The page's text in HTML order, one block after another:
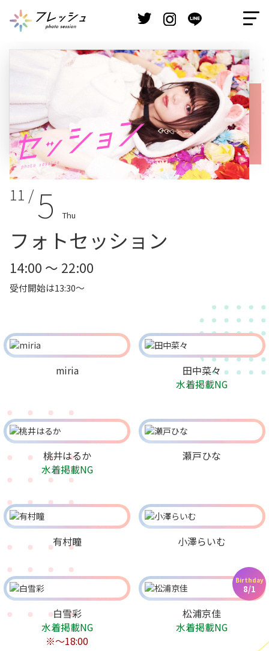
11 /5 Thu
フォトセッション
14:00 ～ 22:00
受付開始は13:30～
miria
田中菜々
水着掲載NG
桃井はるか
水着掲載NG
瀬戸ひな
Birthday
8/1
有村瞳 小澤らいむ
白雪彩
水着掲載NG
※～18:00
松浦京佳
水着掲載NG